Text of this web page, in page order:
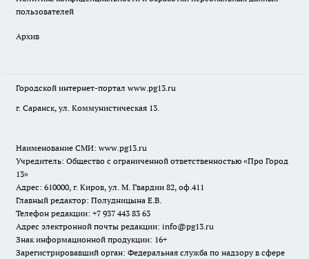
пользователей
Архив
Городской интернет-портал www.pg13.ru
г. Саранск, ул. Коммунистическая 13.
Наименование СМИ: www.pg13.ru
Учредитель: Общество с ограниченной ответственностью «Про Город
13»
Адрес: 610000, г. Киров, ул. М. Гвардии 82, оф.411
Главный редактор: Полудницына Е.В.
Телефон редакции: +7 937 443 83 63
Адрес электронной почты редакции: info@pg13.ru
Знак информационной продукции: 16+
Зарегистрировавший орган: Федеральная служба по надзору в сфере